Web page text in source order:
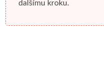
dalšímu kroku.